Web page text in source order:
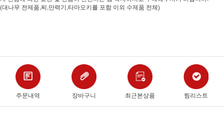
(대나무 전제품,찌,만력기,타마오키를 포함 이외 수제품 전체)
주문내역 장바구니 최근본상품 찜리스트